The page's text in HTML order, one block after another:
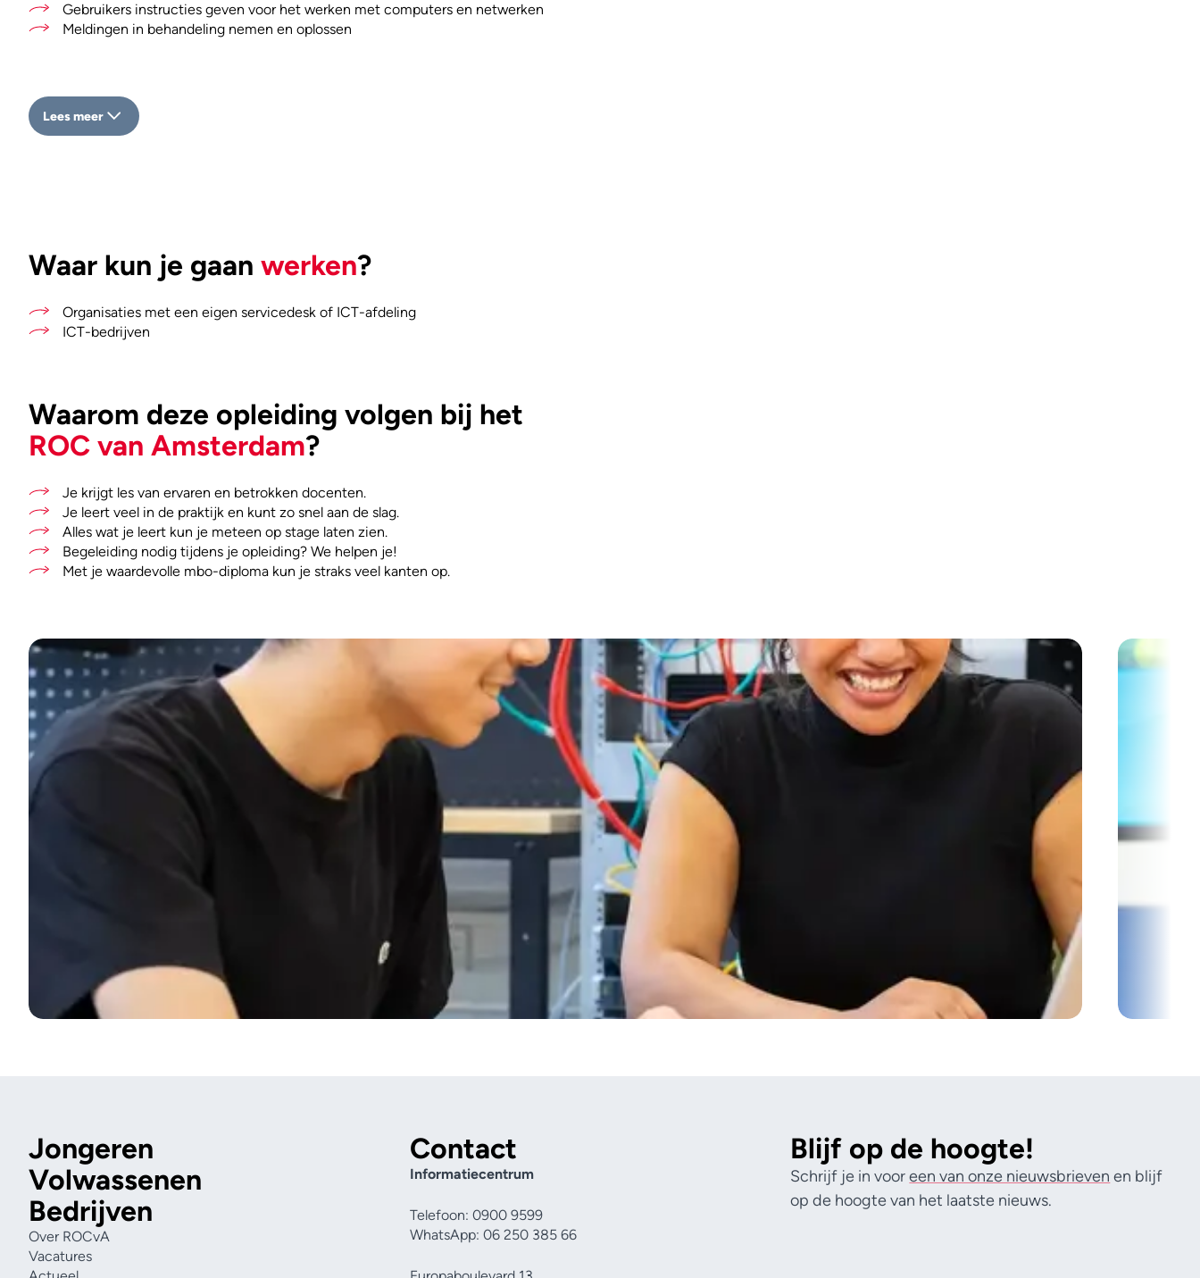
Gebruikers instructies geven voor het werken met computers en netwerken
Meldingen in behandeling nemen en oplossen
Lees meer
Waar kun je gaan werken?
Organisaties met een eigen servicedesk of ICT-afdeling
ICT-bedrijven
Waarom deze opleiding volgen bij het
ROC van Amsterdam?
Je krijgt les van ervaren en betrokken docenten.
Je leert veel in de praktijk en kunt zo snel aan de slag.
Alles wat je leert kun je meteen op stage laten zien.
Begeleiding nodig tijdens je opleiding? We helpen je!
Met je waardevolle mbo-diploma kun je straks veel kanten op.
Jongeren
Volwassenen
Bedrijven
Over ROCvA
Vacatures
Contact
Informatiecentrum
Telefoon: 0900 9599
WhatsApp: 06 250 385 66
Blijf op de hoogte!
Schrijf je in vooreen van onze nieuwsbrieven en blijf
op de hoogte van het laatste nieuws.